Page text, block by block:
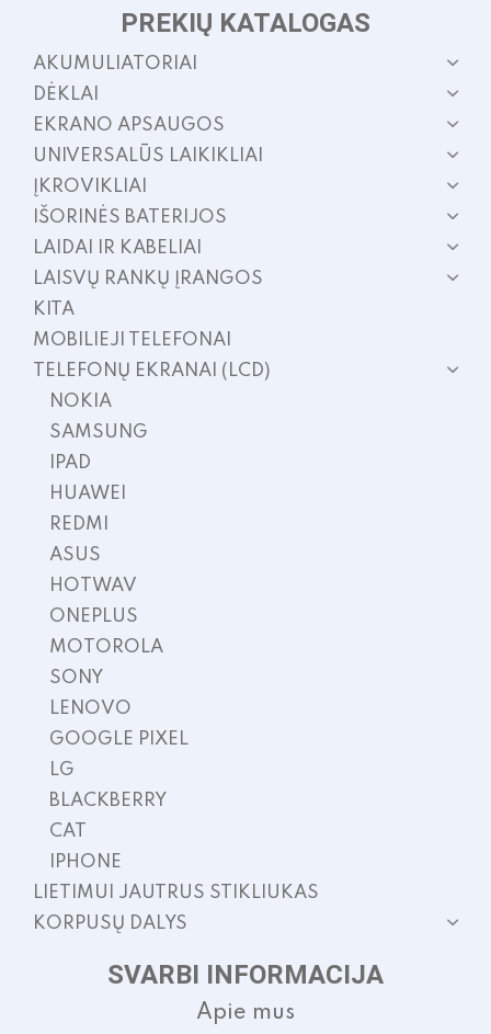
PREKIŲ KATALOGAS
AKUMULIATORIAI
DĖKLAI
EKRANO APSAUGOS
UNIVERSALŪS LAIKIKLIAI
ĮKROVIKLIAI
IŠORINĖS BATERIJOS
LAIDAI IR KABELIAI
LAISVŲ RANKŲ ĮRANGOS
KITA
MOBILIEJI TELEFONAI
TELEFONŲ EKRANAI (LCD)
NOKIA
SAMSUNG
IPAD
HUAWEI
REDMI
ASUS
HOTWAV
ONEPLUS
MOTOROLA
SONY
LENOVO
GOOGLE PIXEL
LG
BLACKBERRY
CAT
IPHONE
LIETIMUI JAUTRUS STIKLIUKAS
KORPUSŲ DALYS
SVARBI INFORMACIJA
Apie mus